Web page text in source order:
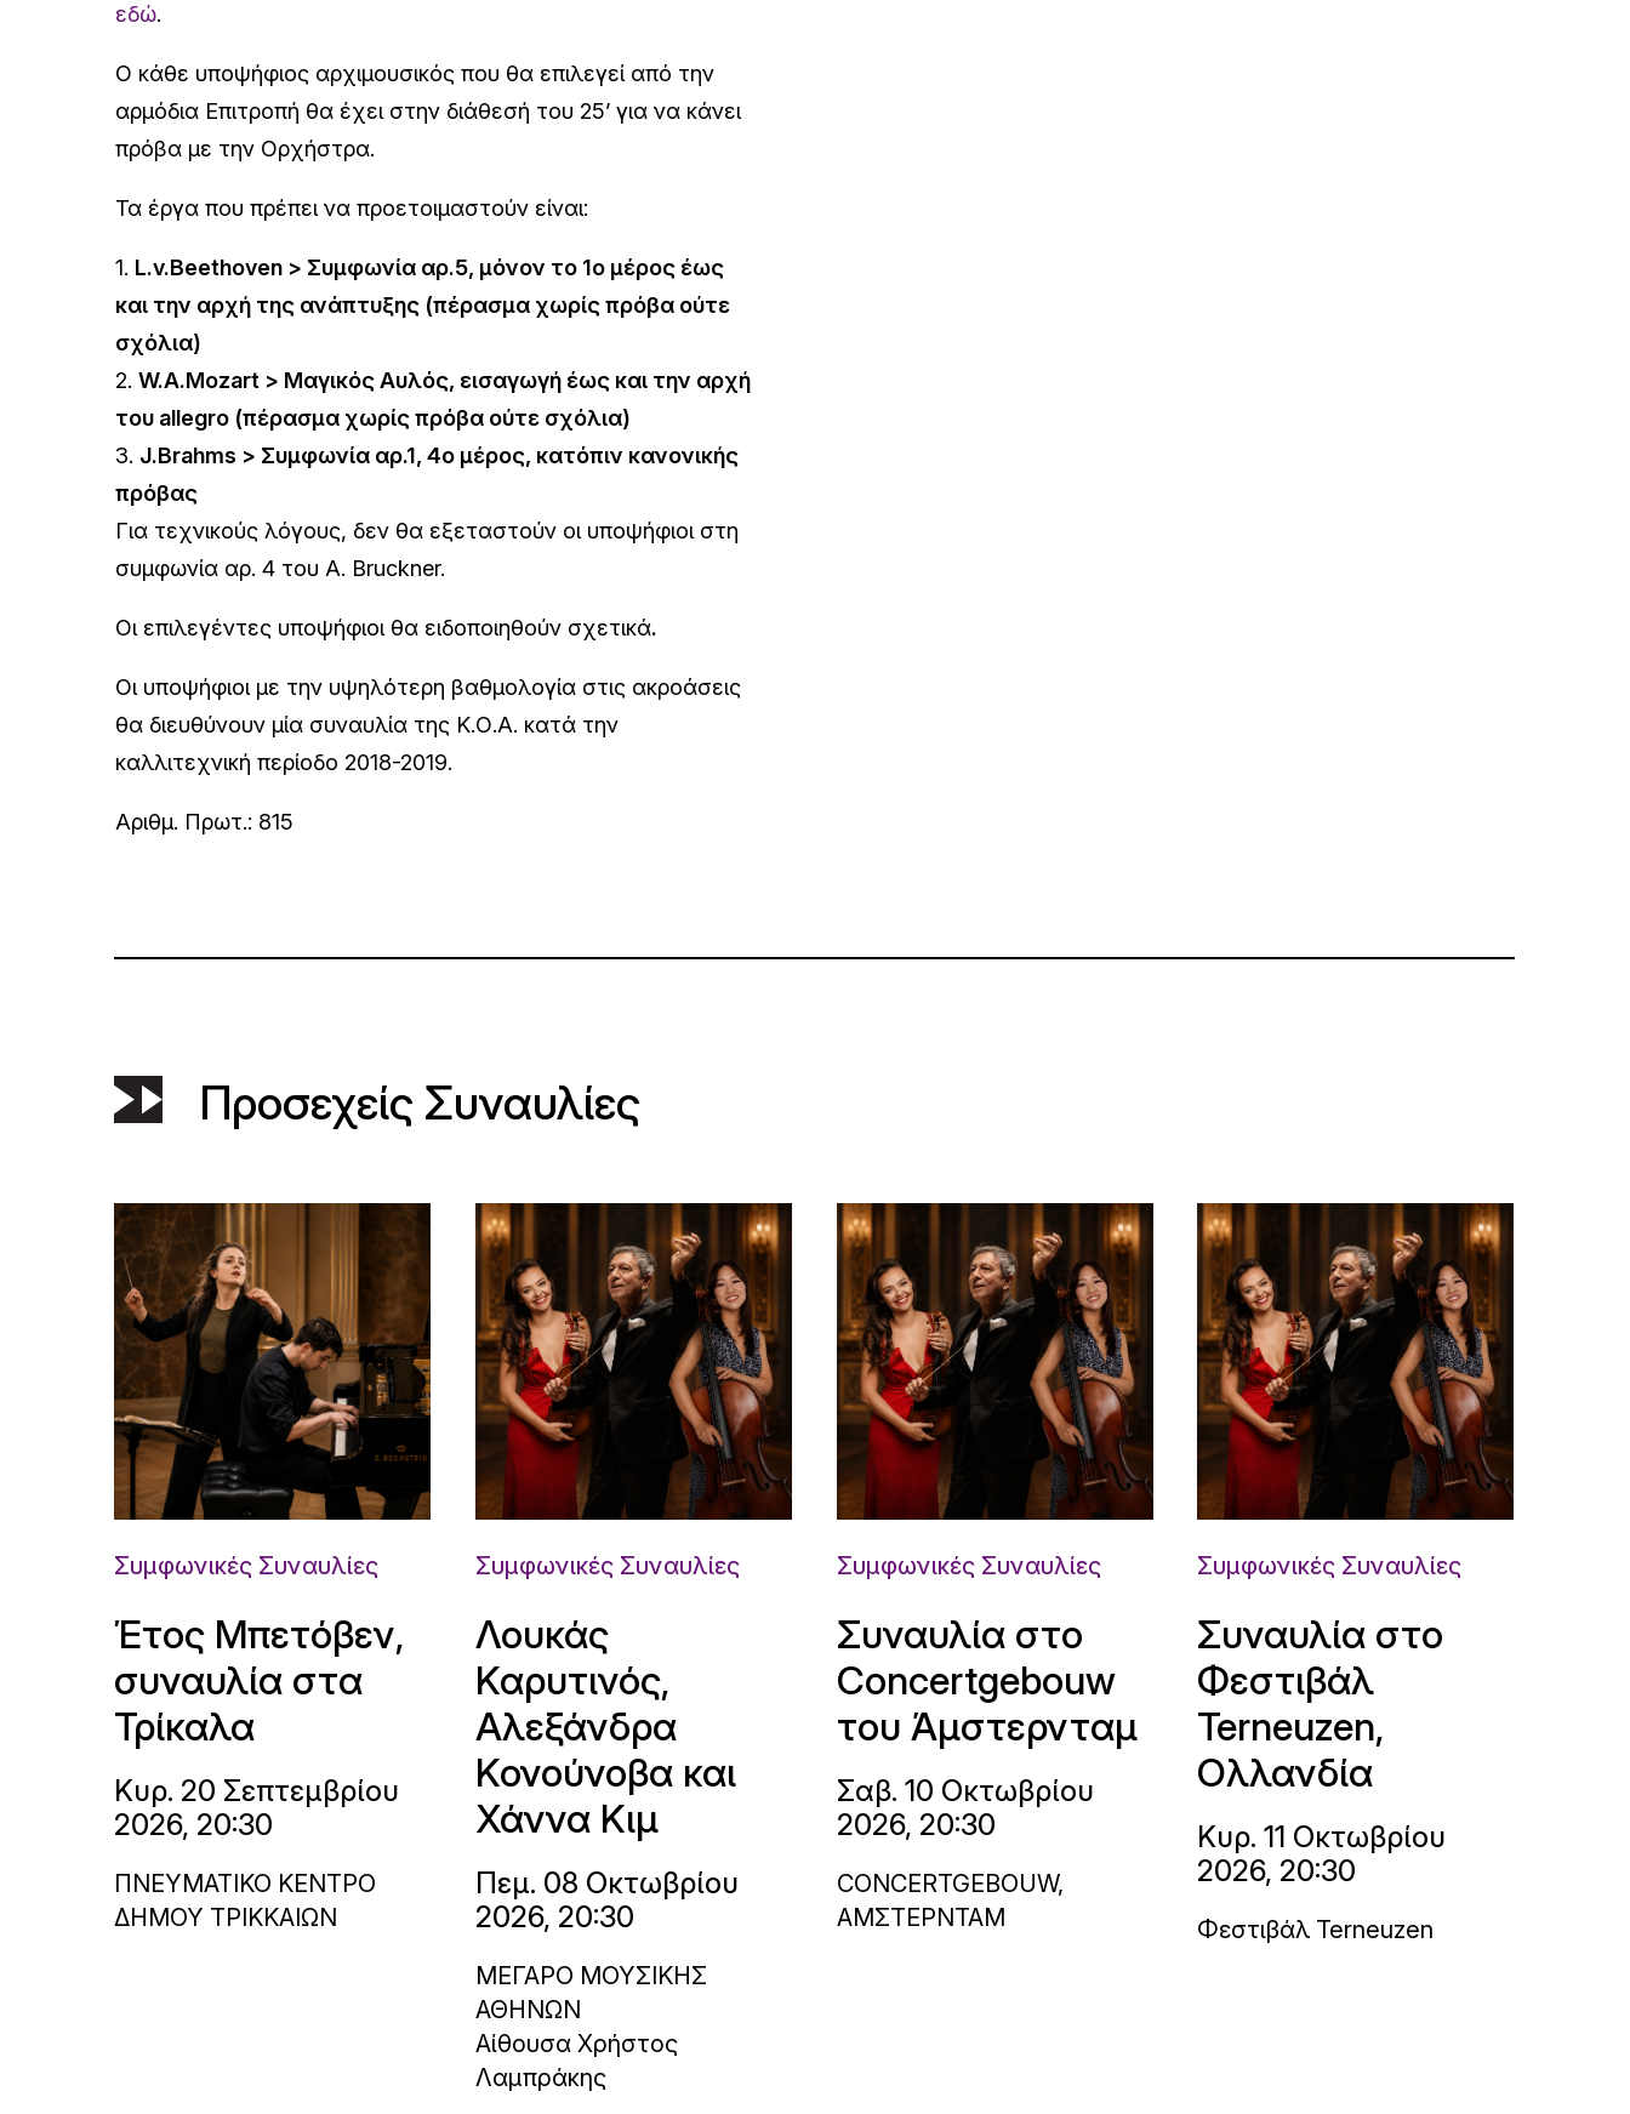
εδώ.
Ο κάθε υποψήφιος αρχιμουσικός που θα επιλεγεί από την
αρμόδια Επιτροπή θα έχει στην διάθεσή του 25’ για να κάνει
πρόβα με την Ορχήστρα.
Τα έργα που πρέπει να προετοιμαστούν είναι:
1. L.v.Beethoven > Συμφωνία αρ.5, μόνον το 1ο μέρος έως
και την αρχή της ανάπτυξης (πέρασμα χωρίς πρόβα ούτε
σχόλια)
2. W.A.Mozart > Μαγικός Αυλός, εισαγωγή έως και την αρχή
του allegro (πέρασμα χωρίς πρόβα ούτε σχόλια)
3. J.Brahms > Συμφωνία αρ.1, 4ο μέρος, κατόπιν κανονικής
πρόβας
Για τεχνικούς λόγους, δεν θα εξεταστούν οι υποψήφιοι στη
συμφωνία αρ. 4 του A. Bruckner.
Οι επιλεγέντες υποψήφιοι θα ειδοποιηθούν σχετικά.
Οι υποψήφιοι με την υψηλότερη βαθμολογία στις ακροάσεις
θα διευθύνουν μία συναυλία της Κ.Ο.Α. κατά την
καλλιτεχνική περίοδο 2018-2019.
Αριθμ. Πρωτ.: 815
Προσεχείς Συναυλίες
Συμφωνικές Συναυλίες
Έτος Μπετόβεν,
συναυλία στα
Τρίκαλα
Κυρ. 20 Σεπτεμβρίου
2026, 20:30
ΠΝΕΥΜΑΤΙΚΟ ΚΕΝΤΡΟ
ΔΗΜΟΥ ΤΡΙΚΚΑΙΩΝ
Συμφωνικές Συναυλίες
Λουκάς
Καρυτινός,
Αλεξάνδρα
Κονούνοβα και
Χάννα Κιμ
Πεμ. 08 Οκτωβρίου
2026, 20:30
ΜΕΓΑΡΟ ΜΟΥΣΙΚΗΣ
ΑΘΗΝΩΝ
Αίθουσα Χρήστος
Λαμπράκης
Συμφωνικές Συναυλίες
Συναυλία στο
Concertgebouw
του Άμστερνταμ
Σαβ. 10 Οκτωβρίου
2026, 20:30
CONCERTGEBOUW,
ΑΜΣΤΕΡΝΤΑΜ
Συμφωνικές Συναυλίες
Συναυλία στο
Φεστιβάλ
Terneuzen,
Ολλανδία
Κυρ. 11 Οκτωβρίου
2026, 20:30
Φεστιβάλ Terneuzen